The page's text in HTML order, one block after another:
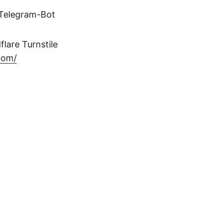
Bot
Turnstile